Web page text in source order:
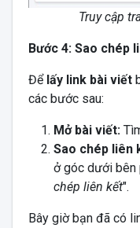
Truy cập
Bước 4: Sao chép
Để lấy link bài viết
các bước sau:
Mở bài viết:
Sao chép liên
ở góc dưới bên
chép liên kết".
Bây giờ bạn đã có